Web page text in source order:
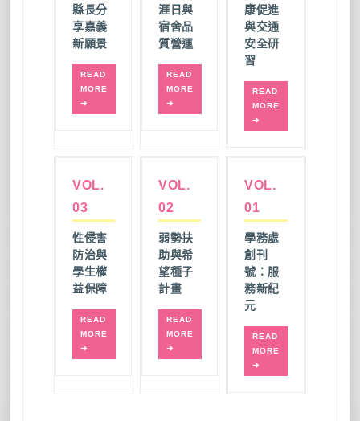
縣長分
享嘉義
新願景
READ
MORE
➔
涯日與
宿舍品
質營運
READ
MORE
➔
康促進
與交通
安全研
習
READ
MORE
➔
VOL.
03
性侵害
防治與
學生權
益保障
READ
MORE
➔
VOL.
02
弱勢扶
助與希
望種子
計畫
READ
MORE
➔
VOL.
01
學務處
創刊
號：服
務新紀
元
READ
MORE
➔